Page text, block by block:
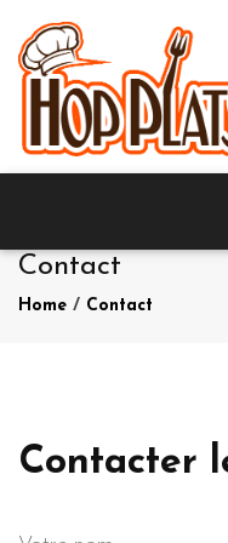
Contact
Home / Contact
Contacter